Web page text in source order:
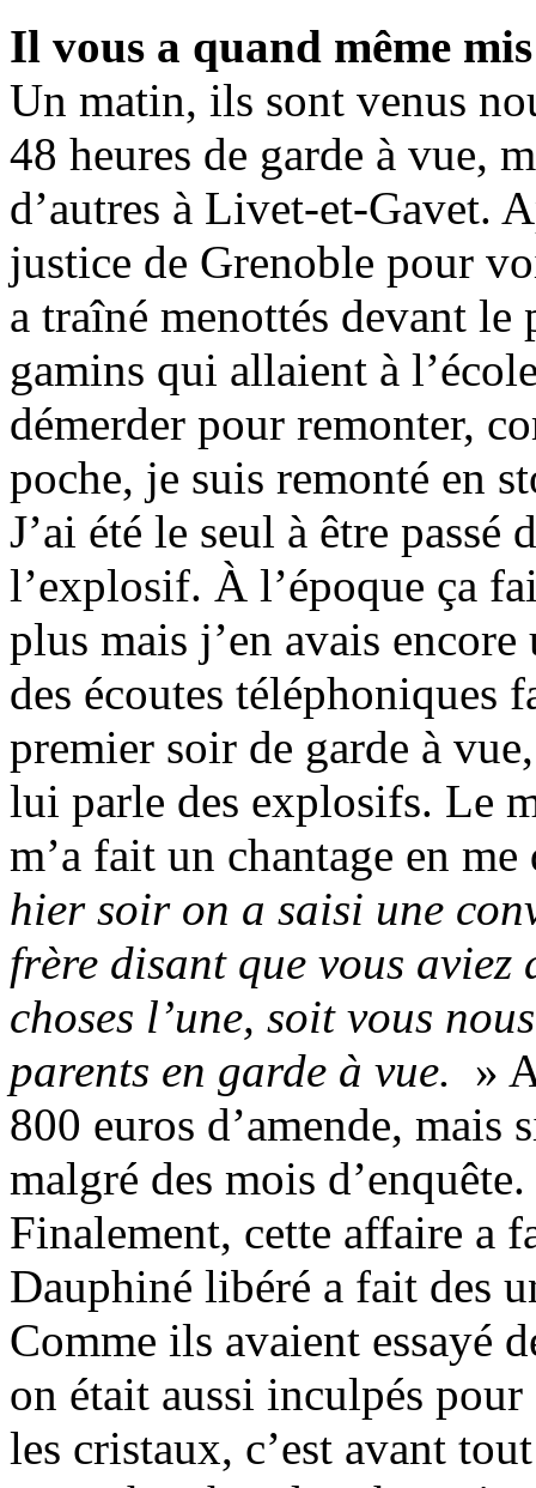
Il vous a quand même
Un matin, ils sont venus
48 heures de garde à vue,
d’autres à Livet-et-Gavet.
justice de Grenoble pour
a traîné menottés devant
gamins qui allaient à
démerder pour remonter,
poche, je suis remonté en
J’ai été le seul à être passé
l’explosif. À l’époque ça
plus mais j’en avais
des écoutes téléphoniques
premier soir de garde à
lui parle des explosifs. Le
m’a fait un chantage en
hier soir on a saisi une
frère disant que vous aviez
choses l’une, soit vous
parents en garde à vue. »
800 euros d’amende,
malgré des mois d’enquête.
Finalement, cette affaire a
Dauphiné libéré a fait des
Comme ils avaient essayé
on était aussi inculpés
les cristaux, c’est avant